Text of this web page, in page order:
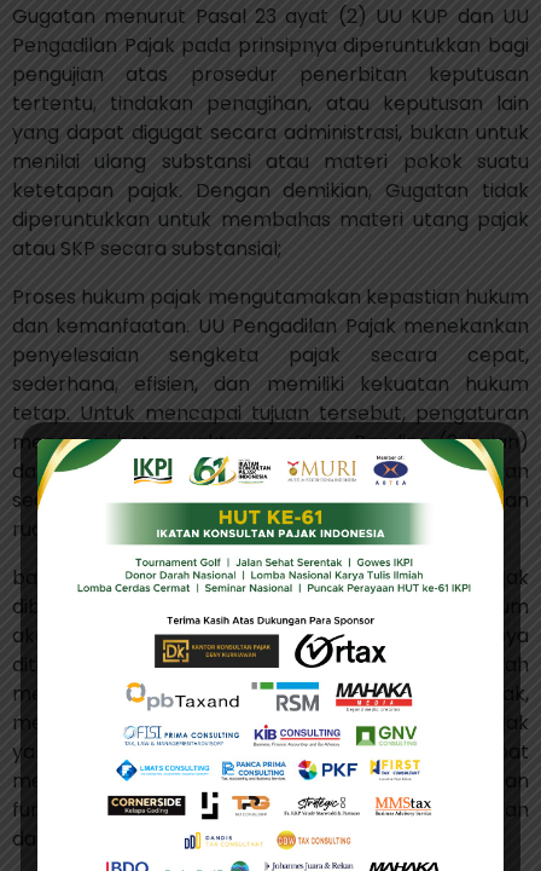
Gugatan menurut Pasal 23 ayat (2) UU KUP dan UU
Pengadilan Pajak pada prinsipnya diperuntukkan bagi
pengujian atas prosedur penerbitan keputusan
tertentu, tindakan penagihan, atau keputusan lain
yang dapat digugat secara administrasi, bukan untuk
menilai ulang substansi atau materi pokok suatu
ketetapan pajak. Dengan demikian, Gugatan tidak
diperuntukkan untuk membahas materi utang pajak
atau SKP secara substansial;
Proses hukum pajak mengutamakan kepastian hukum
dan kemanfaatan. UU Pengadilan Pajak menekankan
penyelesaian sengketa pajak secara cepat,
sederhana, efisien, dan memiliki kekuatan hukum
tetap. Untuk mencapai tujuan tersebut, pengaturan
mengenai batas waktu pengajuan Banding (3 bulan)
dan Gugatan (30 hari atau 14 hari) telah ditetapkan
secara tegas, termasuk pengaturan kewenangan dan
ruang lingkup masing-masing upaya hukum;
bahwa dengan membiarkan materi sengketa pajak
dibawa ke ranah Gugatan, maka kepastian hukum
akan terganggu. Gugatan yang pada dasarnya
ditujukan untuk memeriksa prosedur akan berubah
menjadi forum untuk menguji materi ketetapan pajak,
mengacaukan sistem penanganan sengketa pajak
yang telah diatur dengan rinci. Hal ini dapat
menyebabkan sengketa berlarut-larut, mengaburkan
fungsi utama banding, serta menghambat kepastian
dan kelancaran penerimaan negara;